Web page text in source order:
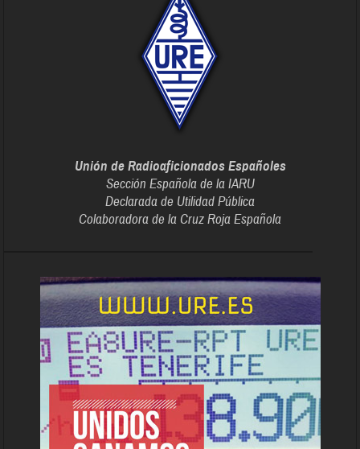
Unión de Radioaficionados Españoles
Sección Española de la IARU
Declarada de Utilidad Pública
Colaboradora de la Cruz Roja Española